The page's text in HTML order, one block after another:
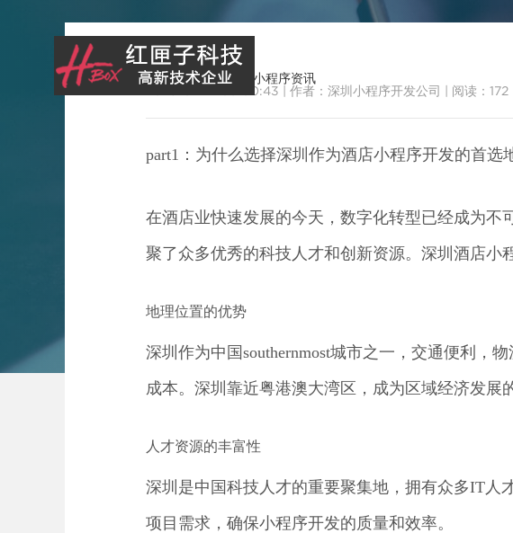
深圳酒店小程序开
当前位置：首页
小程序资讯
2025-07-14 09:00:43
作者：深圳小程序开发公司 阅读： 172
part1：为什么选择深圳作为酒店小程序开发的首选
在酒店业快速发展的今天，数字化转型已经成为
聚了众多优秀的科技人才和创新资源。深圳酒店小
地理位置的优势
深圳作为中国southernmost城市之一，交通便利，
成本。深圳靠近粤港澳大湾区，成为区域经济发展
人才资源的丰富性
深圳是中国科技人才的重要聚集地，拥有众多IT人
项目需求，确保小程序开发的质量和效率。